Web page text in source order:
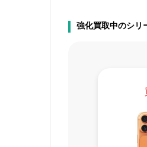
強化買取中のシリ